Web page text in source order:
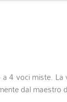
a 4 voci miste.
dal maestro